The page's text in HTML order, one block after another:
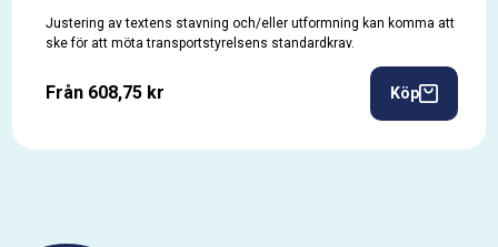
Justering av textens stavning och/eller utformning kan komma att
ske för att möta transportstyrelsens standardkrav.
Från 608,75 kr Köp